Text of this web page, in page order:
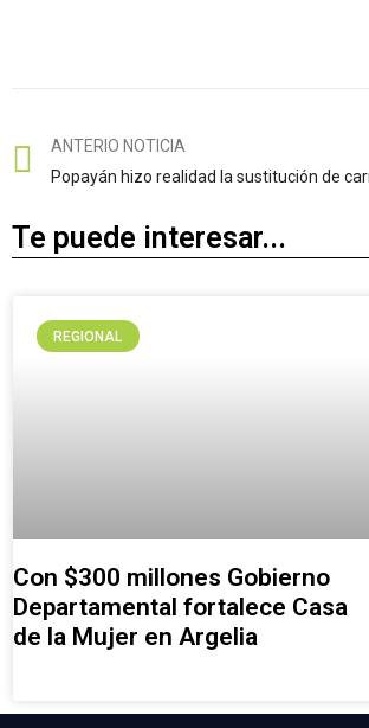
ANTERIO NOTICIA
Popayán hizo realidad la sustitución de
Te puede interesar...
REGIONAL
Con $300 millones Gobierno
Departamental fortalece Casa
de la Mujer en Argelia